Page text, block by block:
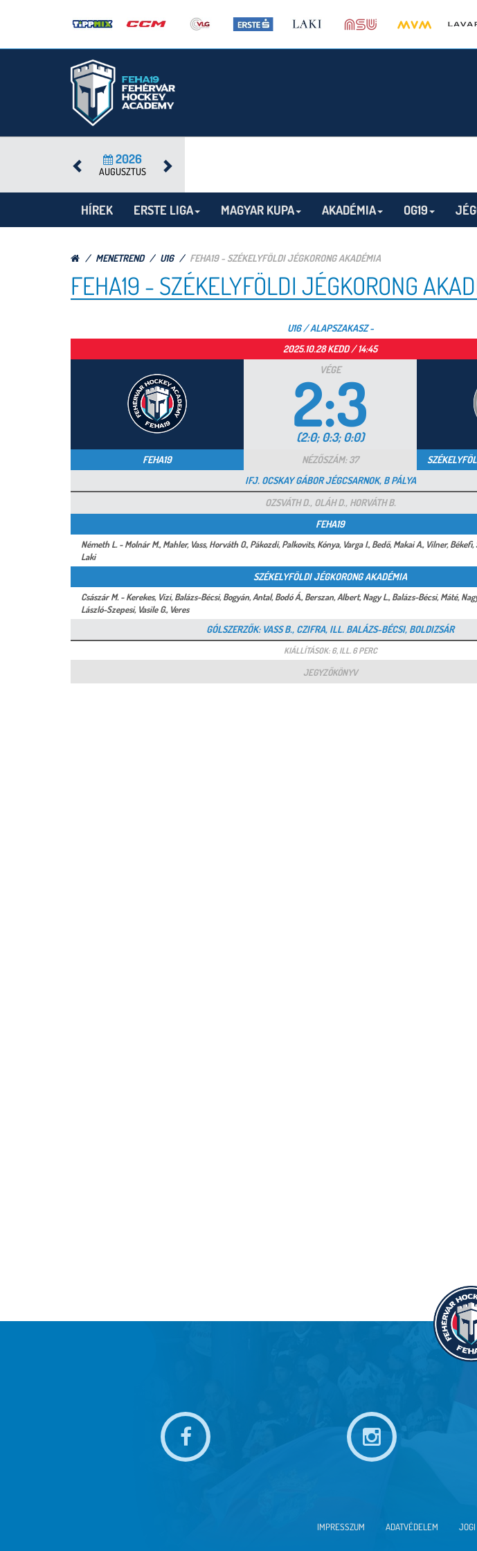
2026
AUGUSZTUS
HÍREK ERSTE LIGA MAGYAR KUPA AKADÉMIA OG19
MENETREND U16 FEHA19 - SZÉKELYFÖLDI JÉGKORONG AKADÉMIA
FEHA19 - SZÉKELYFÖLDI JÉGKORONG
U16 / ALAPSZAKASZ -
2025.10.28 KEDD / 14:45
FEHA19
VÉGE
2:3
(2:0; 0:3; 0:0)
NÉZŐSZÁM: 37
IFJ. OCSKAY GÁBOR JÉGCSARNOK, B PÁLYA
OZSVÁTH D., OLÁH D., HORVÁTH B.
FEHA19
Németh L. - Molnár M., Mahler, Vass, Horváth O., Pákozdi, Palkovits, Kónya, Varga I., Bedő, Makai A., Vilner,
Laki
SZÉKELYFÖLDI JÉGKORONG AKADÉMIA
Császár M. - Kerekes, Vizi, Balázs-Bécsi, Bogyán, Antal, Bodó Á., Berszan, Albert, Nagy L., Balázs-Bécsi, Máté,
László-Szepesi, Vasile G., Veres
GÓLSZERZŐK: VASS B., CZIFRA, ILL. BALÁZS-BÉCSI, BOLDIZSÁR
KIÁLLÍTÁSOK: 6, ILL. 6 PERC
JEGYZŐKÖNYV
IMPRESSZUM ADATVÉDELEM